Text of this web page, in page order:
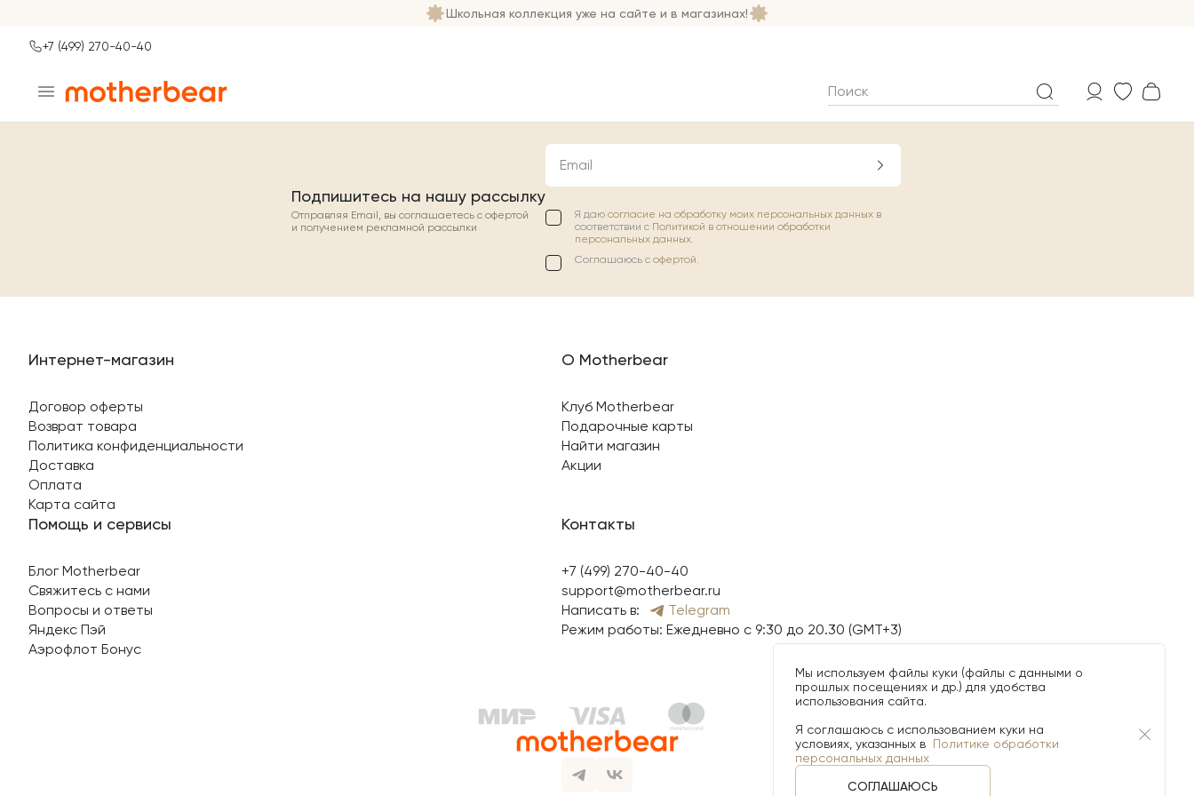
Школьная коллекция уже на сайте и в магазинах!
Ваш город
+7 (499) 270-40-40
Подпишитесь на нашу рассылку
Отправляя Email, вы соглашаетесь с офертой
и получением рекламной рассылки
Email
Я даю согласие на обработку моих персональных данных в
соответствии с Политикой в отношении обработки
персональных данных.
Соглашаюсь с офертой.
Интернет-магазин
Договор оферты
Возврат товара
Политика конфиденциальности
Доставка
Оплата
Карта сайта
О Motherbear
Клуб Motherbear
Подарочные карты
Найти магазин
Акции
Помощь и сервисы
Блог Motherbear
Свяжитесь с нами
Вопросы и ответы
Яндекс Пэй
Аэрофлот Бонус
Контакты
+7 (499) 270-40-40
support@motherbear.ru
Написать в:
Telegram
Режим работы: Ежедневно с 9:30 до 20.30 (GMT+3)
Мы используем файлы куки (файлы с данными о
прошлых посещениях и др.) для удобства
использования сайта.
Я соглашаюсь с использованием куки на
условиях, указанных в Политике обработки
персональных данных
СОГЛАШАЮСЬ